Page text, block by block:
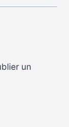
un